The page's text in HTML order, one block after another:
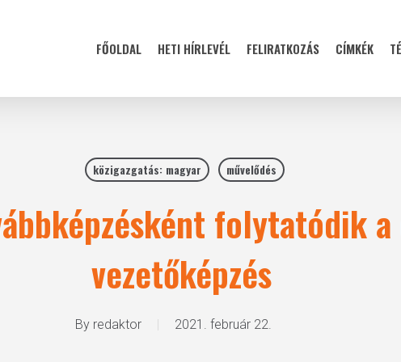
FŐOLDAL HETI HÍRLEVÉL FELIRATKOZÁS CÍMKÉK
közigazgatás: magyar művelődés
folytatódik
vezetőképzés
By redaktor 2021. február 22.